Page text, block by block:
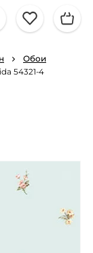
Обои
54321-4